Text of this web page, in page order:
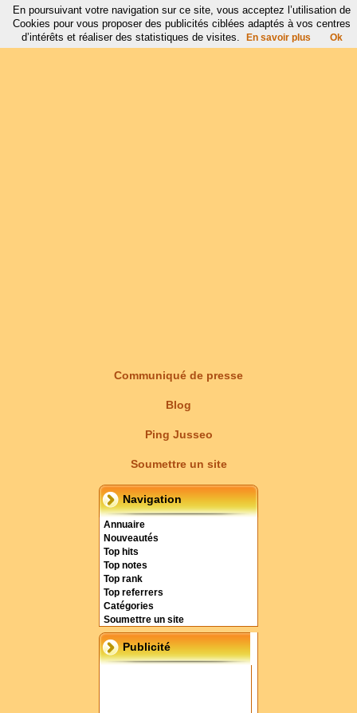
Communiqué de presse
Blog
Ping Jusseo
Soumettre un site
Navigation
Annuaire
Nouveautés
Top hits
Top notes
Top rank
Top referrers
Catégories
Soumettre un site
Publicité
En poursuivant votre navigation sur ce site, vous acceptez l’utilisation de
Cookies pour vous proposer des publicités ciblées adaptés à vos centres
d’intérêts et réaliser des statistiques de visites.
En savoir plus Ok